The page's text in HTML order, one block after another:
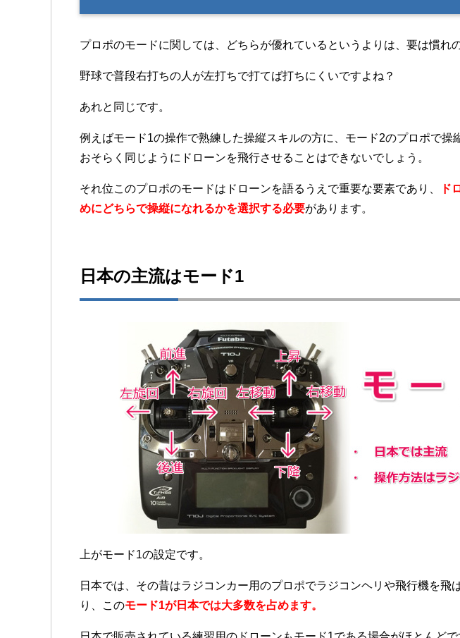
プロポのモードに関しては、どちらが優れているというよりは、要は慣れ
野球で普段右打ちの人が左打ちで打てば打ちにくいですよね？
あれと同じです。
例えばモード1の操作で熟練した操縦スキルの方に、モード2のプロポで操
おそらく同じようにドローンを飛行させることはできないでしょう。
それ位このプロポのモードはドローンを語るうえで重要な要素であり、
ド
めにどちらで操縦になれるかを選択する必要があります。
日本の主流はモード1
上がモード1の設定です。
日本では、その昔はラジコンカー用のプロポでラジコンヘリや飛行機を飛
り、このモード1が日本では大多数を占めます。